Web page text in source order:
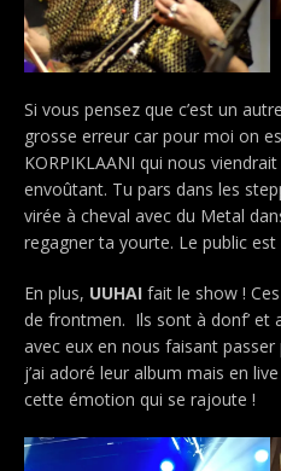
Si vous pensez que c’est un
grosse erreur car pour moi on
KORPIKLAANI qui nous
envoûtant. Tu pars dans les
virée à cheval avec du Metal
regagner ta yourte. Le public est
En plus, UUHAI fait le show !
de frontmen. Ils sont à donf’ et
avec eux en nous faisant passer
j’ai adoré leur album mais en
cette émotion qui se rajoute !